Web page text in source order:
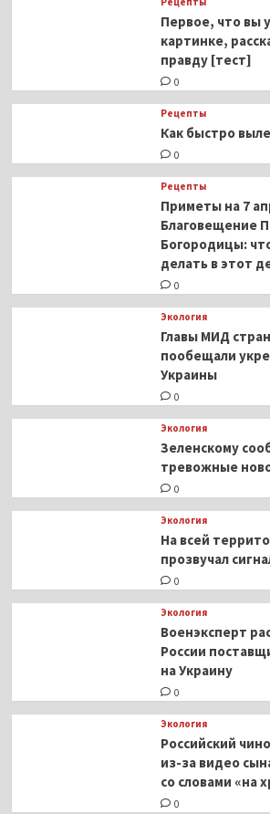
Первое, что вы
картинке,
правду [тест]
0
Рецепты
Как быстро
0
Рецепты
Приметы на 7
Благовещение
Богородицы:
делать в этот
0
Экология
Главы МИД
пообещали
Украины
0
Экология
Зеленскому
тревожные
0
Экология
На всей
прозвучал
0
Экология
Военэксперт
России
на Украину
0
Экология
Российский
из-за видео
со словами «на
0